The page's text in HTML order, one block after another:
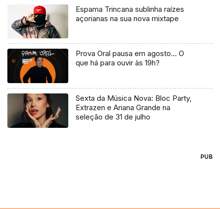
Espama Trincana sublinha raízes
açorianas na sua nova mixtape
Prova Oral pausa em agosto… O
que há para ouvir às 19h?
Sexta da Música Nova: Bloc Party,
Extrazen e Ariana Grande na
seleção de 31 de julho
PUB